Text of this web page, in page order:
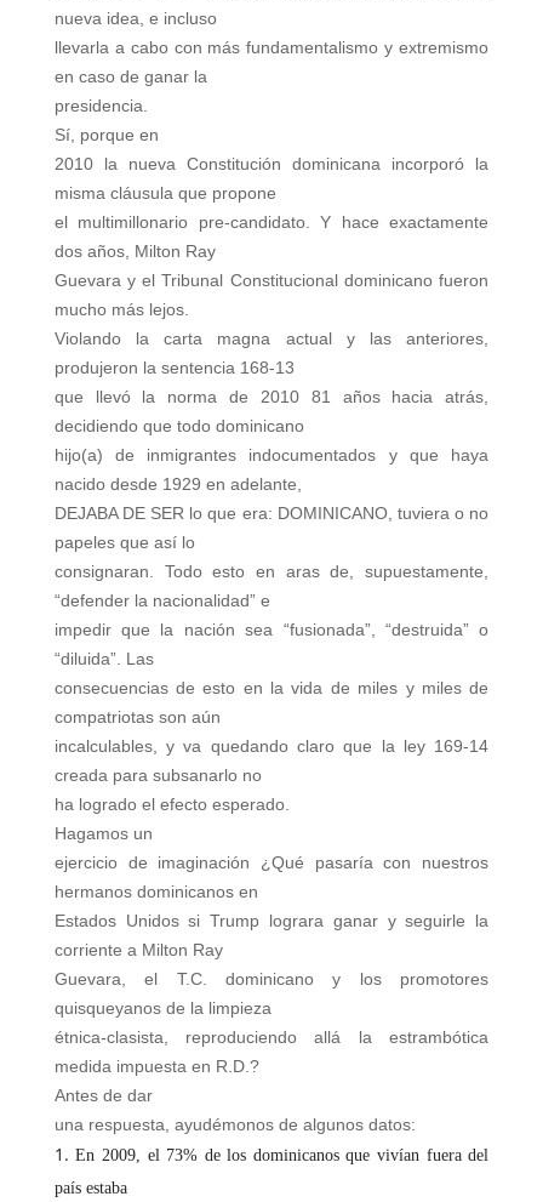
nueva idea, e incluso
llevarla a cabo con más fundamentalismo y extremismo
en caso de ganar la
presidencia.
Sí, porque en
2010 la nueva Constitución dominicana incorporó la
misma cláusula que propone
el multimillonario pre-candidato. Y hace exactamente
dos años, Milton Ray
Guevara y el Tribunal Constitucional dominicano fueron
mucho más lejos.
Violando la carta magna actual y las anteriores,
produjeron la sentencia 168-13
que llevó la norma de 2010 81 años hacia atrás,
decidiendo que todo dominicano
hijo(a) de inmigrantes indocumentados y que haya
nacido desde 1929 en adelante,
DEJABA DE SER lo que era: DOMINICANO, tuviera o no
papeles que así lo
consignaran. Todo esto en aras de, supuestamente,
“defender la nacionalidad” e
impedir que la nación sea “fusionada”, “destruida” o
“diluida”. Las
consecuencias de esto en la vida de miles y miles de
compatriotas son aún
incalculables, y va quedando claro que la ley 169-14
creada para subsanarlo no
ha logrado el efecto esperado.
Hagamos un
ejercicio de imaginación ¿Qué pasaría con nuestros
hermanos dominicanos en
Estados Unidos si Trump lograra ganar y seguirle la
corriente a Milton Ray
Guevara, el T.C. dominicano y los promotores
quisqueyanos de la limpieza
étnica-clasista, reproduciendo allá la estrambótica
medida impuesta en R.D.?
Antes de dar
una respuesta, ayudémonos de algunos datos:
En 2009, el 73% de los dominicanos que vivían fuera del
país estaba